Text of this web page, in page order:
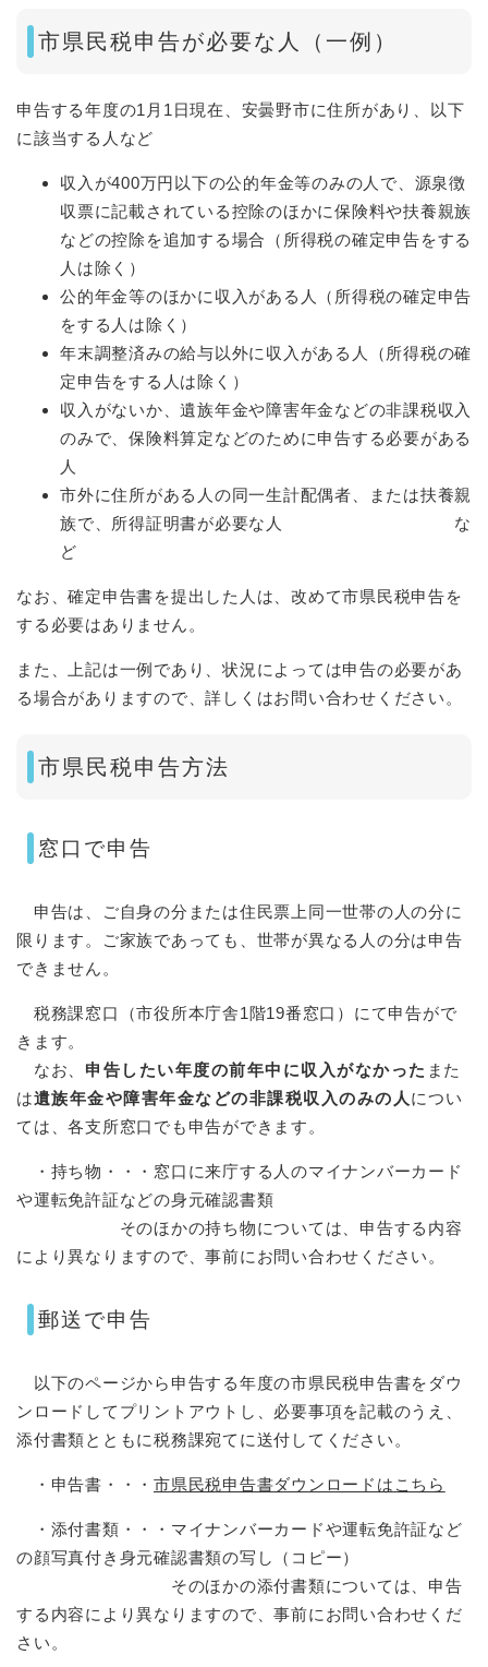
市県民税申告が必要な人（一例）
申告する年度の1月1日現在、安曇野市に住所があり、以下
に該当する人など
収入が400万円以下の公的年金等のみの人で、源泉徴
収票に記載されている控除のほかに保険料や扶養親族
などの控除を追加する場合（所得税の確定申告をする
人は除く）
公的年金等のほかに収入がある人（所得税の確定申告
をする人は除く）
年末調整済みの給与以外に収入がある人（所得税の確
定申告をする人は除く）
収入がないか、遺族年金や障害年金などの非課税収入
のみで、保険料算定などのために申告する必要がある
人
市外に住所がある人の同一生計配偶者、または扶養親
族で、所得証明書が必要な人 な
ど
なお、確定申告書を提出した人は、改めて市県民税申告を
する必要はありません。
また、上記は一例であり、状況によっては申告の必要があ
る場合がありますので、詳しくはお問い合わせください。
市県民税申告方法
窓口で申告
申告は、ご自身の分または住民票上同一世帯の人の分に
限ります。ご家族であっても、世帯が異なる人の分は申告
できません。
税務課窓口（市役所本庁舎1階19番窓口）にて申告がで
きます。
なお、 申告したい年度の前年中に収入がなかった また
は遺族年金や障害年金などの非課税収入のみの人 につい
ては、各支所窓口でも申告ができます。
・持ち物・・・窓口に来庁する人のマイナンバーカード
や運転免許証などの身元確認書類
そのほかの持ち物については、申告する内容
により異なりますので、事前にお問い合わせください。
郵送で申告
以下のページから申告する年度の市県民税申告書をダウ
ンロードしてプリントアウトし、必要事項を記載のうえ、
添付書類とともに税務課宛てに送付してください。
・申告書・・・ 市県民税申告書ダウンロードはこちら
・添付書類・・・マイナンバーカードや運転免許証など
の顔写真付き身元確認書類の写し（コピー）
そのほかの添付書類については、申告
する内容により異なりますので、事前にお問い合わせくだ
さい。